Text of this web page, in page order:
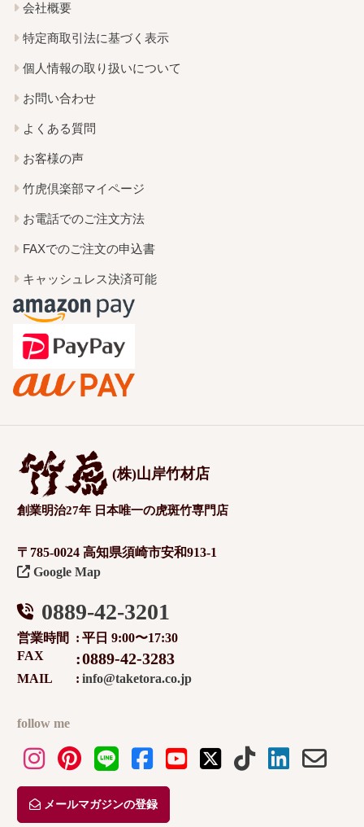
会社概要
特定商取引法に基づく表示
個人情報の取り扱いについて
お問い合わせ
よくある質問
お客様の声
竹虎倶楽部マイページ
お電話でのご注文方法
FAXでのご注文の申込書
キャッシュレス決済可能
(株)山岸竹材店
創業明治27年 日本唯一の虎斑竹専門店
〒785-0024 高知県須崎市安和913-1
Google Map
0889-42-3201
営業時間
平日 9:00〜17:30
FAX
0889-42-3283
MAIL info@taketora.co.jp
follow me
メールマガジンの登録